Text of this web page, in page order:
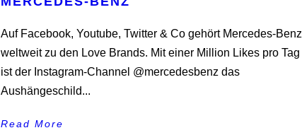
Auf Facebook, Youtube, Twitter & Co gehört Mercedes-Benz
weltweit zu den Love Brands. Mit einer Million Likes pro Tag
ist der Instagram-Channel @mercedesbenz das
Aushängeschild...
Read More